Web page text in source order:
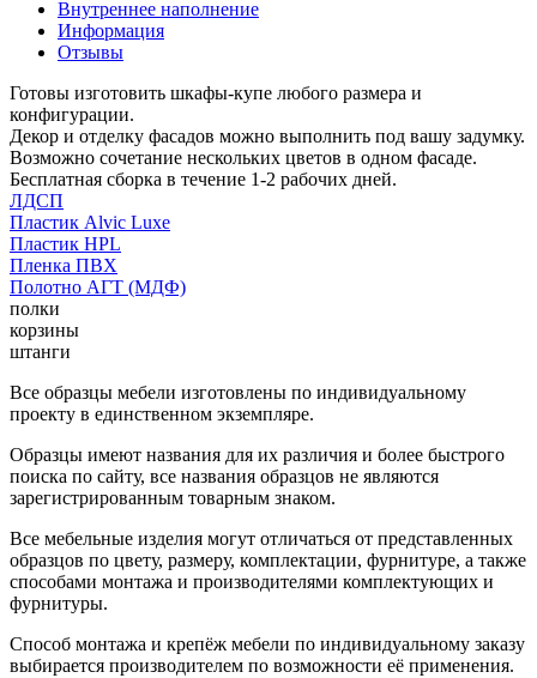
Внутреннее наполнение
Информация
Отзывы
Готовы изготовить шкафы-купе любого размера и
конфигурации.
Декор и отделку фасадов можно выполнить под вашу задумку.
Возможно сочетание нескольких цветов в одном фасаде.
Бесплатная сборка в течение 1-2 рабочих дней.
ЛДСП
Пластик Alvic Luxe
Пластик HPL
Пленка ПВХ
Полотно АГТ (МДФ)
полки
корзины
штанги
Все образцы мебели изготовлены по индивидуальному
проекту в единственном экземпляре.
Образцы имеют названия для их различия и более быстрого
поиска по сайту, все названия образцов не являются
зарегистрированным товарным знаком.
Все мебельные изделия могут отличаться от представленных
образцов по цвету, размеру, комплектации, фурнитуре, а также
способами монтажа и производителями комплектующих и
фурнитуры.
Способ монтажа и крепёж мебели по индивидуальному заказу
выбирается производителем по возможности её применения.